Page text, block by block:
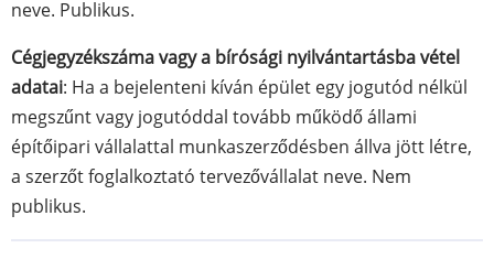
neve. Publikus.
Cégjegyzékszáma vagy a bírósági nyilvántartásba vétel
adatai: Ha a bejelenteni kíván épület egy jogutód nélkül
megszűnt vagy jogutóddal tovább működő állami
építőipari vállalattal munkaszerződésben állva jött létre,
a szerzőt foglalkoztató tervezővállalat neve. Nem
publikus.